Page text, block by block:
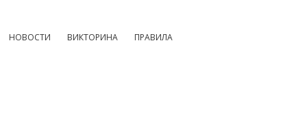
НОВОСТИ ВИКТОРИНА ПРАВИЛА